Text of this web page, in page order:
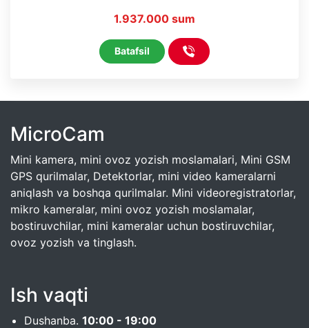
1.937.000 sum
Batafsil
MicroCam
Mini kamera, mini ovoz yozish moslamalari, Mini GSM
GPS qurilmalar, Detektorlar, mini video kameralarni
aniqlash va boshqa qurilmalar. Mini videoregistratorlar,
mikro kameralar, mini ovoz yozish moslamalar,
bostiruvchilar, mini kameralar uchun bostiruvchilar,
ovoz yozish va tinglash.
Ish vaqti
Dushanba. 10:00 - 19:00